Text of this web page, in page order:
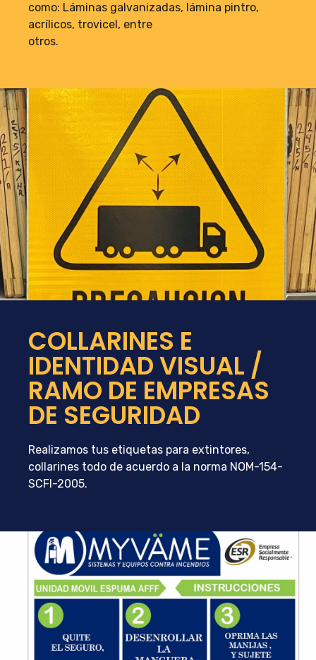
como: Láminas galvanizadas, lámina pintro,
acrílicos, trovicel, entre
otros.
COLLARINES E
IDENTIDAD VISUAL /
RAMO DE EMPRESAS
DE SEGURIDAD
Realizamos tus etiquetas para extintores,
collarines todo de acuerdo a la norma NOM-154-
SCFI-2005.